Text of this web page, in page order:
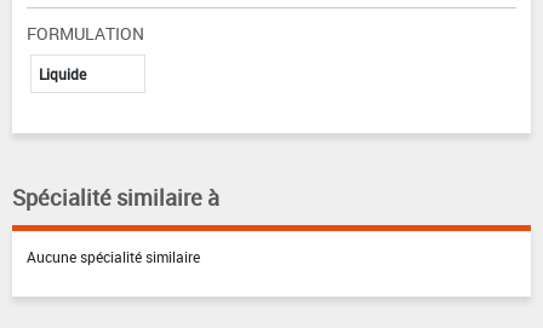
FORMULATION
Liquide
Spécialité similaire à
Aucune spécialité similaire